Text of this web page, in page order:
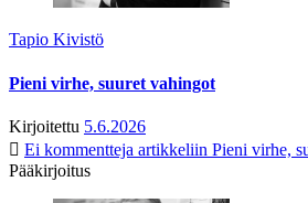
Tapio Kivistö
Pieni virhe, suuret vahingot
Kirjoitettu 5.6.2026
Ei kommentteja artikkeliin Pieni virhe,
Pääkirjoitus